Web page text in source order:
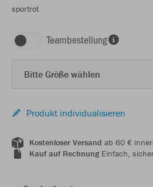
sportrot
Teambestellung
Bitte Größe wählen
Produkt individualisieren
Kostenloser Versand ab 60 €
Kauf auf RechnungEinfach,